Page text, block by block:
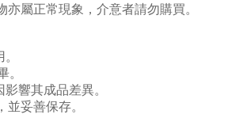
屬正常現象，介意者請勿購買。
。
響其成品差異。
妥善保存。